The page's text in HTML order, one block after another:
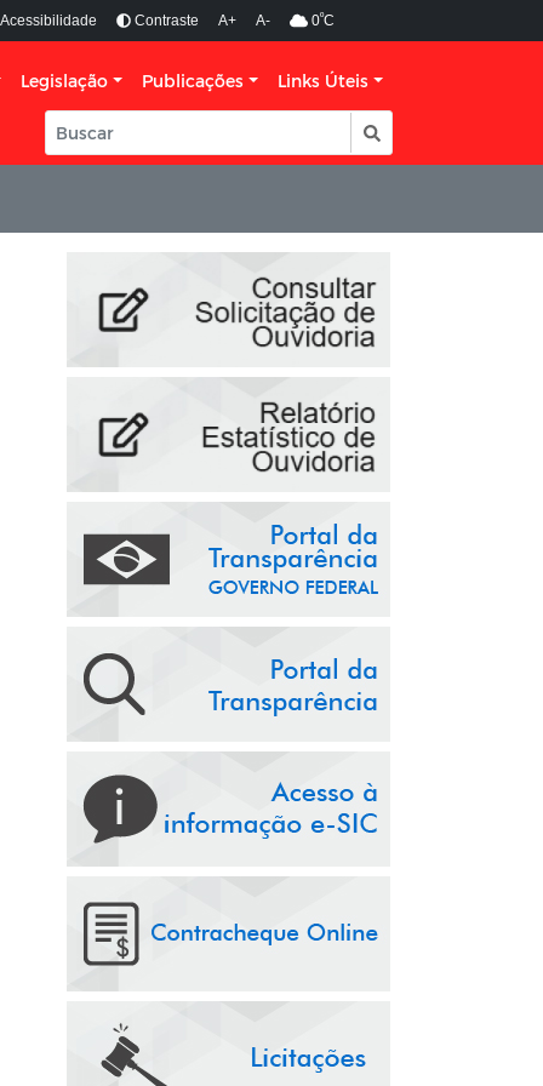
Acessibilidade Contraste A+ A- 0ºC
Legislação Publicações Links Úteis